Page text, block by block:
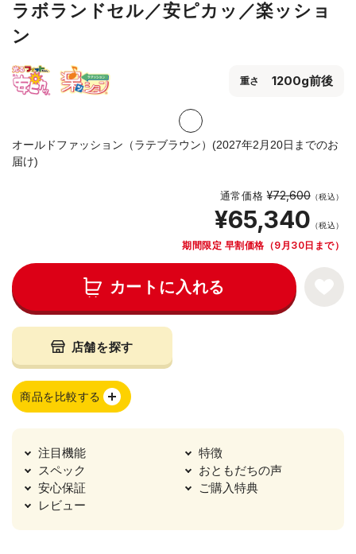
ラボランドセル／安ピカッ／楽ッショ
ン
重さ 1200g前後
オールドファッション（ラテブラウン）(2027年2月20日までのお
届け)
通常価格¥72,600（税込）
¥65,340 （税込）
期間限定 早割価格（9月30日まで）
カートに入れる
店舗を探す
商品を比較する
注目機能
特徴
スペック
おともだちの声
安心保証
ご購入特典
レビュー